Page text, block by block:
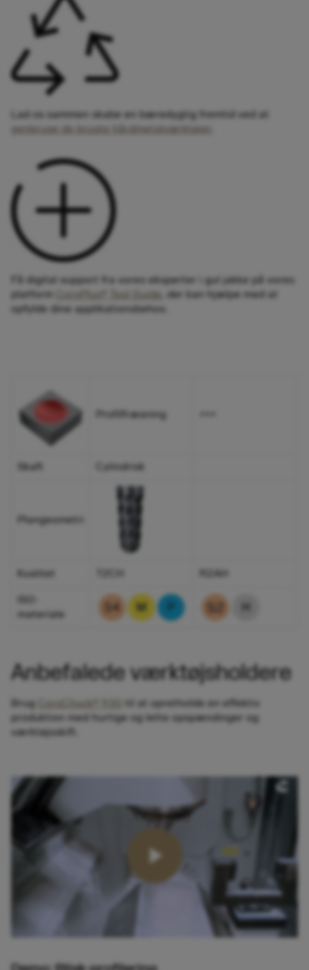
Lad os sammen skabe en bæredygtig fremtid ved at
genbruge de brugte hårdmetalværktøjer
Få digital support fra vores eksperter i gul jakke på vores
platform
CoroPlus® Tool Guide , der kan hjælpe med at
opfylde dine applikationsbehov.
Profilfræsning
Skaft Cylindrisk
Plangeometri
Kvalitet
R2AH
ISO-
materiale
Anbefalede værktøjsholdere
Brug CoroChuck® 930
til at opretholde en effektiv
produktion med hurtige og lette opspændinger og
værktøjsskift.